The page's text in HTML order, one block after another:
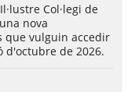
Col·legi de
nova
que vulguin accedir
d'octubre de 2026.